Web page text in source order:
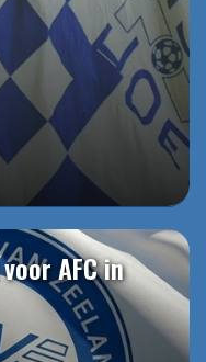
AFC in